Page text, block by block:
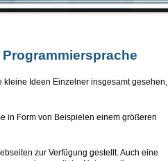
Ideen Einzelner insgesamt gesehen,
in Form von Beispielen einem größeren
zur Verfügung gestellt. Auch eine